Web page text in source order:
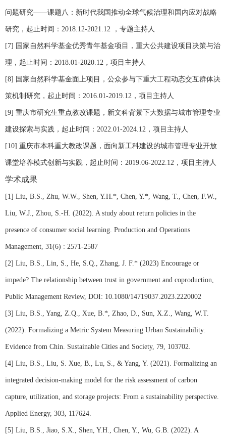
问题研究——课题八：新时代我国推动全球气候治理和国内应对战略
研究，起止时间： 2018.12-2021.12 ，专题主持人
[7] 国家自然科学基金优秀青年基金项目，重大公共建设项目决策与治
理，起止时间： 2018.01-2020.12 ，项目主持人
[8] 国家自然科学基金面上项目，公众参与下重大工程动态交互群体决
策机制研究，起止时间： 2016.01-2019.12 ，项目主持人
[9] 重庆市研究生重点教改课题，新文科背景下大数据与城市管理专业
建设探索与实践，起止时间： 2022.01-2024.12 ，项目主持人
[10] 重庆市本科重大教改课题，面向新工科建设的城市管理专业开放
课堂培养模式创新与实践，起止时间： 2019.06-2022.12 ，项目主持人
学术成果
[1] Liu, B.S., Zhu, W.W., Shen, Y.H.*, Chen, Y.*, Wang, T., Chen, F.W.,
Liu, W.J., Zhou, S.-H. (2022). A study about return policies in the
presence of consumer social learning. Production and Operations
Management, 31(6) : 2571-2587
[2] Liu, B.S., Lin, S., He, S.Q., Zhang, J. F.* (2023) Encourage or
impede? The relationship between trust in government and coproduction,
Public Management Review, DOI: 10.1080/14719037.2023.2220002
[3] Liu, B.S., Yang, Z.Q., Xue, B.*, Zhao, D., Sun, X.Z., Wang, W.T.
(2022). Formalizing a Metric System Measuring Urban Sustainability:
Evidence from Chin. Sustainable Cities and Society, 79, 103702.
[4] Liu, B.S., Liu, S. Xue, B., Lu, S., & Yang, Y. (2021). Formalizing an
integrated decision-making model for the risk assessment of carbon
capture, utilization, and storage projects: From a sustainability perspective.
Applied Energy, 303, 117624.
[5] Liu, B.S., Jiao, S.X., Shen, Y.H., Chen, Y., Wu, G.B. (2022). A